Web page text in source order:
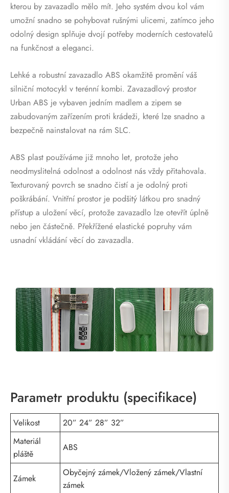
kterou by zavazadlo mělo mít. Jeho systém dvou kol vám
umožní snadno se pohybovat rušnými ulicemi, zatímco jeho
odolný design splňuje dvojí potřeby moderních cestovatelů
na funkčnost a eleganci.
Lehké a robustní zavazadlo ABS okamžitě promění váš
silniční motocykl v terénní kombi. Zavazadlový prostor
Urban ABS je vybaven jedním madlem a zipem se
zabudovaným zařízením proti krádeži, které lze snadno a
bezpečně nainstalovat na rám SLC.
ABS plast používáme již mnoho let, protože jeho
neodmyslitelná odolnost a odolnost nás vždy přitahovala.
Texturovaný povrch se snadno čistí a je odolný proti
poškrábání. Vnitřní prostor je podšitý látkou pro snadný
přístup a uložení věcí, protože zavazadlo lze otevřít úplně
nebo jen částečně. Překřížené elastické popruhy vám
usnadní vkládání věcí do zavazadla.
Parametr produktu (specifikace)
Velikost
20” 24” 28” 32”
Materiál
pláště
ABS
Zámek
Obyčejný zámek/Vložený zámek/Vlastní
zámek